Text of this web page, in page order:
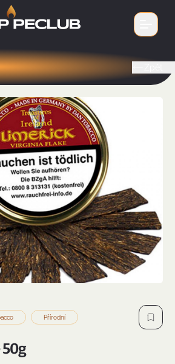
Přírodní